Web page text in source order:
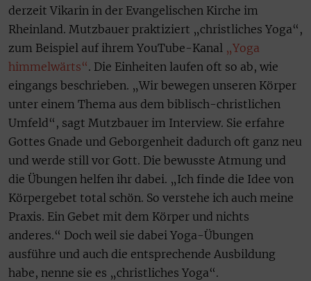
derzeit Vikarin in der Evangelischen Kirche im
Rheinland. Mutzbauer praktiziert „christliches Yoga“,
zum Beispiel auf ihrem YouTube-Kanal „Yoga
himmelwärts“. Die Einheiten laufen oft so ab, wie
eingangs beschrieben. „Wir bewegen unseren Körper
unter einem Thema aus dem biblisch-christlichen
Umfeld“, sagt Mutzbauer im Interview. Sie erfahre
Gottes Gnade und Geborgenheit dadurch oft ganz neu
und werde still vor Gott. Die bewusste Atmung und
die Übungen helfen ihr dabei. „Ich finde die Idee von
Körpergebet total schön. So verstehe ich auch meine
Praxis. Ein Gebet mit dem Körper und nichts
anderes.“ Doch weil sie dabei Yoga-Übungen
ausführe und auch die entsprechende Ausbildung
habe, nenne sie es „christliches Yoga“.